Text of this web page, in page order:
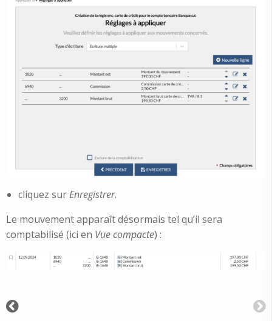
cliquez surEnregistrer.
Le mouvement apparaît désormais tel qu’il sera
comptabilisé (ici en Vue compacte) :